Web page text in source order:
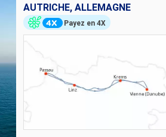
AUTRICHE, ALLEMAGNE
Payez en 4X